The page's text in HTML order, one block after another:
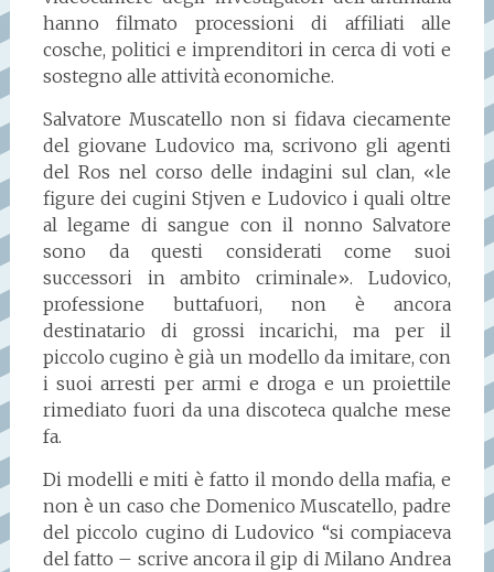
hanno filmato processioni di affiliati alle
cosche, politici e imprenditori in cerca di voti e
sostegno alle attività economiche.
Salvatore Muscatello non si fidava ciecamente
del giovane Ludovico ma, scrivono gli agenti
del Ros nel corso delle indagini sul clan, «le
figure dei cugini Stjven e Ludovico i quali oltre
al legame di sangue con il nonno Salvatore
sono da questi considerati come suoi
successori in ambito criminale». Ludovico,
professione buttafuori, non è ancora
destinatario di grossi incarichi, ma per il
piccolo cugino è già un modello da imitare, con
i suoi arresti per armi e droga e un proiettile
rimediato fuori da una discoteca qualche mese
fa.
Di modelli e miti è fatto il mondo della mafia, e
non è un caso che Domenico Muscatello, padre
del piccolo cugino di Ludovico “si compiaceva
del fatto – scrive ancora il gip di Milano Andrea